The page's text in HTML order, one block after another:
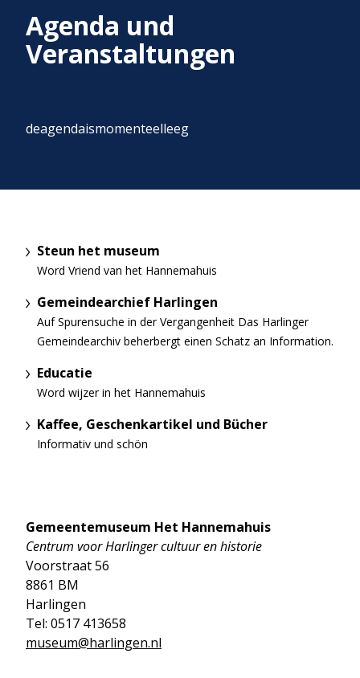
Agenda und
Veranstaltungen
deagendaismomenteelleeg
Steun het museum
Word Vriend van het Hannemahuis
Gemeindearchief Harlingen
Auf Spurensuche in der Vergangenheit Das Harlinger
Gemeindearchiv beherbergt einen Schatz an Information.
Educatie
Word wijzer in het Hannemahuis
Kaffee, Geschenkartikel und Bücher
Informativ und schön
Gemeentemuseum Het Hannemahuis
Centrum voor Harlinger cultuur en historie
Voorstraat 56
8861 BM
Harlingen
Tel: 0517 413658
museum@harlingen.nl